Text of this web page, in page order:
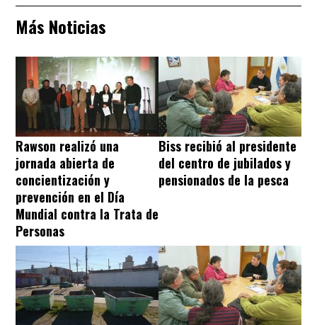
Más Noticias
Rawson realizó una
jornada abierta de
concientización y
prevención en el Día
Mundial contra la Trata de
Personas
Biss recibió al presidente
del centro de jubilados y
pensionados de la pesca